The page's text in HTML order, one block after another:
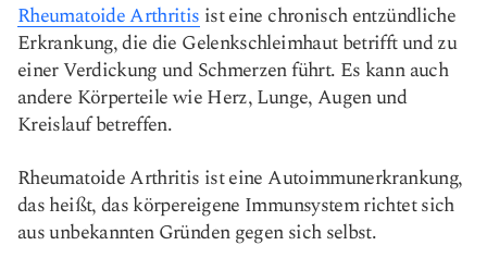
Rheumatoide Arthritis ist eine chronisch entzündliche
Erkrankung, die die Gelenkschleimhaut betrifft und zu
einer Verdickung und Schmerzen führt. Es kann auch
andere Körperteile wie Herz, Lunge, Augen und
Kreislauf betreffen.
Rheumatoide Arthritis ist eine Autoimmunerkrankung,
das heißt, das körpereigene Immunsystem richtet sich
aus unbekannten Gründen gegen sich selbst.